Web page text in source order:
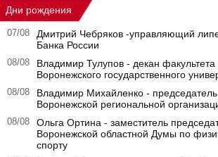
Дни рождения
07/08
Дмитрий Чебряков -управляющий
Банка России
08/08
Владимир Тулупов - декан факультета
Воронежского государственного
08/08
Владимир Михайленко -
Воронежской региональной
08/08
Ольга Ортина - заместитель
Воронежской областной Думы по
спорту